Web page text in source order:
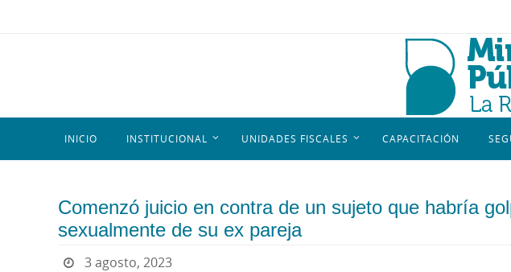
INICIO INSTITUCIONAL UNIDADES FISCALES CAPACITACIÓN
Comenzó juicio en contra de un sujeto que habría
sexualmente de su ex pareja
3 agosto, 2023